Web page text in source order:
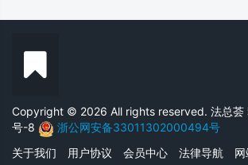
Copyright © 2026 All rights reserved. 法总荟
号-8
浙公网安备33011302000494号
关于我们
用户协议 会员中心 法律导航